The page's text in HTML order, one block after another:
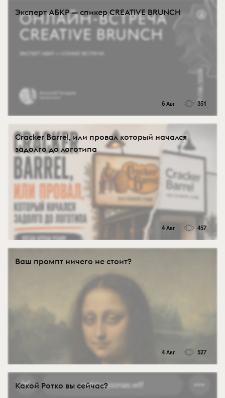
Эксперт АБКР — спикер CREATIVE BRUNCH
6 Авг 351
Cracker Barrel, или провал который начался
задолго до логотипа
4 Авг 457
Ваш промпт ничего не стоит?
4 Авг 527
Какой Ротко вы сейчас?